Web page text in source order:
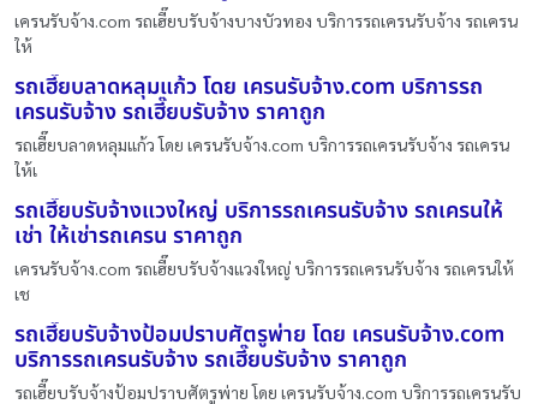
เครนรับจ้าง.com รถเฮี๊ยบรับจ้างบางบัวทอง บริการรถเครนรับจ้าง รถเครน
ให้
รถเฮี๊ยบลาดหลุมแก้ว โดย เครนรับจ้าง.com บริการรถ
เครนรับจ้าง รถเฮี๊ยบรับจ้าง ราคาถูก
รถเฮี๊ยบลาดหลุมแก้ว โดย เครนรับจ้าง.com บริการรถเครนรับจ้าง รถเครน
ให้เ
รถเฮี๊ยบรับจ้างแวงใหญ่ บริการรถเครนรับจ้าง รถเครนให้
เช่า ให้เช่ารถเครน ราคาถูก
เครนรับจ้าง.com รถเฮี๊ยบรับจ้างแวงใหญ่ บริการรถเครนรับจ้าง รถเครนให้
เช
รถเฮี๊ยบรับจ้างป้อมปราบศัตรูพ่าย โดย เครนรับจ้าง.com
บริการรถเครนรับจ้าง รถเฮี๊ยบรับจ้าง ราคาถูก
รถเฮี๊ยบรับจ้างป้อมปราบศัตรูพ่าย โดย เครนรับจ้าง.com บริการรถเครนรับ